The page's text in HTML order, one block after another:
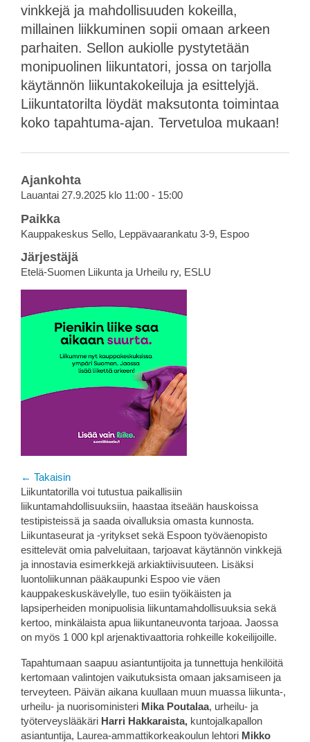
vinkkejä ja mahdollisuuden kokeilla,
millainen liikkuminen sopii omaan arkeen
parhaiten. Sellon aukiolle pystytetään
monipuolinen liikuntatori, jossa on tarjolla
käytännön liikuntakokeiluja ja esittelyjä.
Liikuntatorilta löydät maksutonta toimintaa
koko tapahtuma-ajan. Tervetuloa mukaan!
Ajankohta
Lauantai 27.9.2025 klo 11:00 - 15:00
Paikka
Kauppakeskus Sello, Leppävaarankatu 3-9, Espoo
Järjestäjä
Etelä-Suomen Liikunta ja Urheilu ry, ESLU
← Takaisin
Liikuntatorilla voi tutustua paikallisiin
liikuntamahdollisuuksiin, haastaa itseään hauskoissa
testipisteissä ja saada oivalluksia omasta kunnosta.
Liikuntaseurat ja -yritykset sekä Espoon työväenopisto
esittelevät omia palveluitaan, tarjoavat käytännön vinkkejä
ja innostavia esimerkkejä arkiaktiivisuuteen. Lisäksi
luontoliikunnan pääkaupunki Espoo vie väen
kauppakeskuskävelylle, tuo esiin työikäisten ja
lapsiperheiden monipuolisia liikuntamahdollisuuksia sekä
kertoo, minkälaista apua liikuntaneuvonta tarjoaa. Jaossa
on myös 1 000 kpl arjenaktivaattoria rohkeille kokeilijoille.
Tapahtumaan saapuu asiantuntijoita ja tunnettuja henkilöitä
kertomaan valintojen vaikutuksista omaan jaksamiseen ja
terveyteen. Päivän aikana kuullaan muun muassa liikunta-,
urheilu- ja nuorisoministeri Mika Poutalaa, urheilu- ja
työterveyslääkäri Harri Hakkaraista, kuntojalkapallon
asiantuntija, Laurea-ammattikorkeakoulun lehtori Mikko